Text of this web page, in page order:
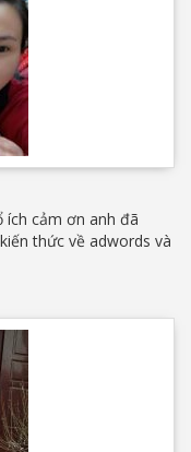
ích cảm ơn anh đã
thức về adwords và